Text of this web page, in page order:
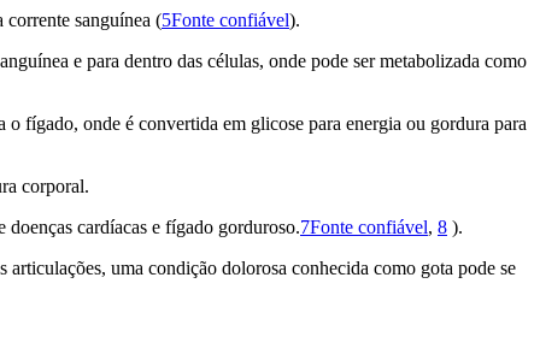
corrente sanguínea (5Fonte confiável).
e para dentro das células, onde pode ser metabolizada como
o fígado, onde é convertida em glicose para energia ou gordura para
corporal.
doenças cardíacas e fígado gorduroso.7Fonte confiável, 8 ).
articulações, uma condição dolorosa conhecida como gota pode se